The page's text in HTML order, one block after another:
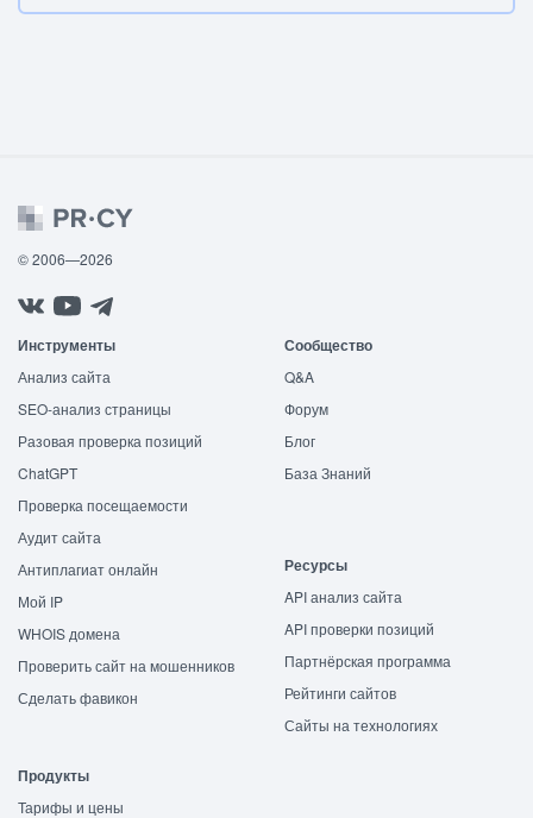
© 2006—2026
Инструменты
Анализ сайта
SEO-анализ страницы
Разовая проверка позиций
ChatGPT
Проверка посещаемости
Аудит сайта
Антиплагиат онлайн
Мой IP
WHOIS домена
Проверить сайт на мошенников
Сделать фавикон
Сообщество
Q&A
Форум
Блог
База Знаний
Ресурсы
API анализ сайта
API проверки позиций
Партнёрская программа
Рейтинги сайтов
Сайты на технологиях
Продукты
Тарифы и цены